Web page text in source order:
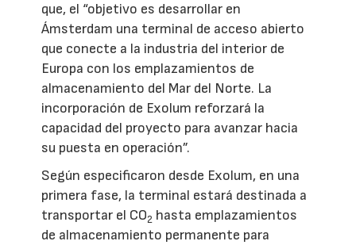
que, el “objetivo es desarrollar en
Ámsterdam una terminal de acceso abierto
que conecte a la industria del interior de
Europa con los emplazamientos de
almacenamiento del Mar del Norte. La
incorporación de Exolum reforzará la
capacidad del proyecto para avanzar hacia
su puesta en operación”.
Según especificaron desde Exolum, en una
primera fase, la terminal estará destinada a
transportar el CO2 hasta emplazamientos
de almacenamiento permanente para